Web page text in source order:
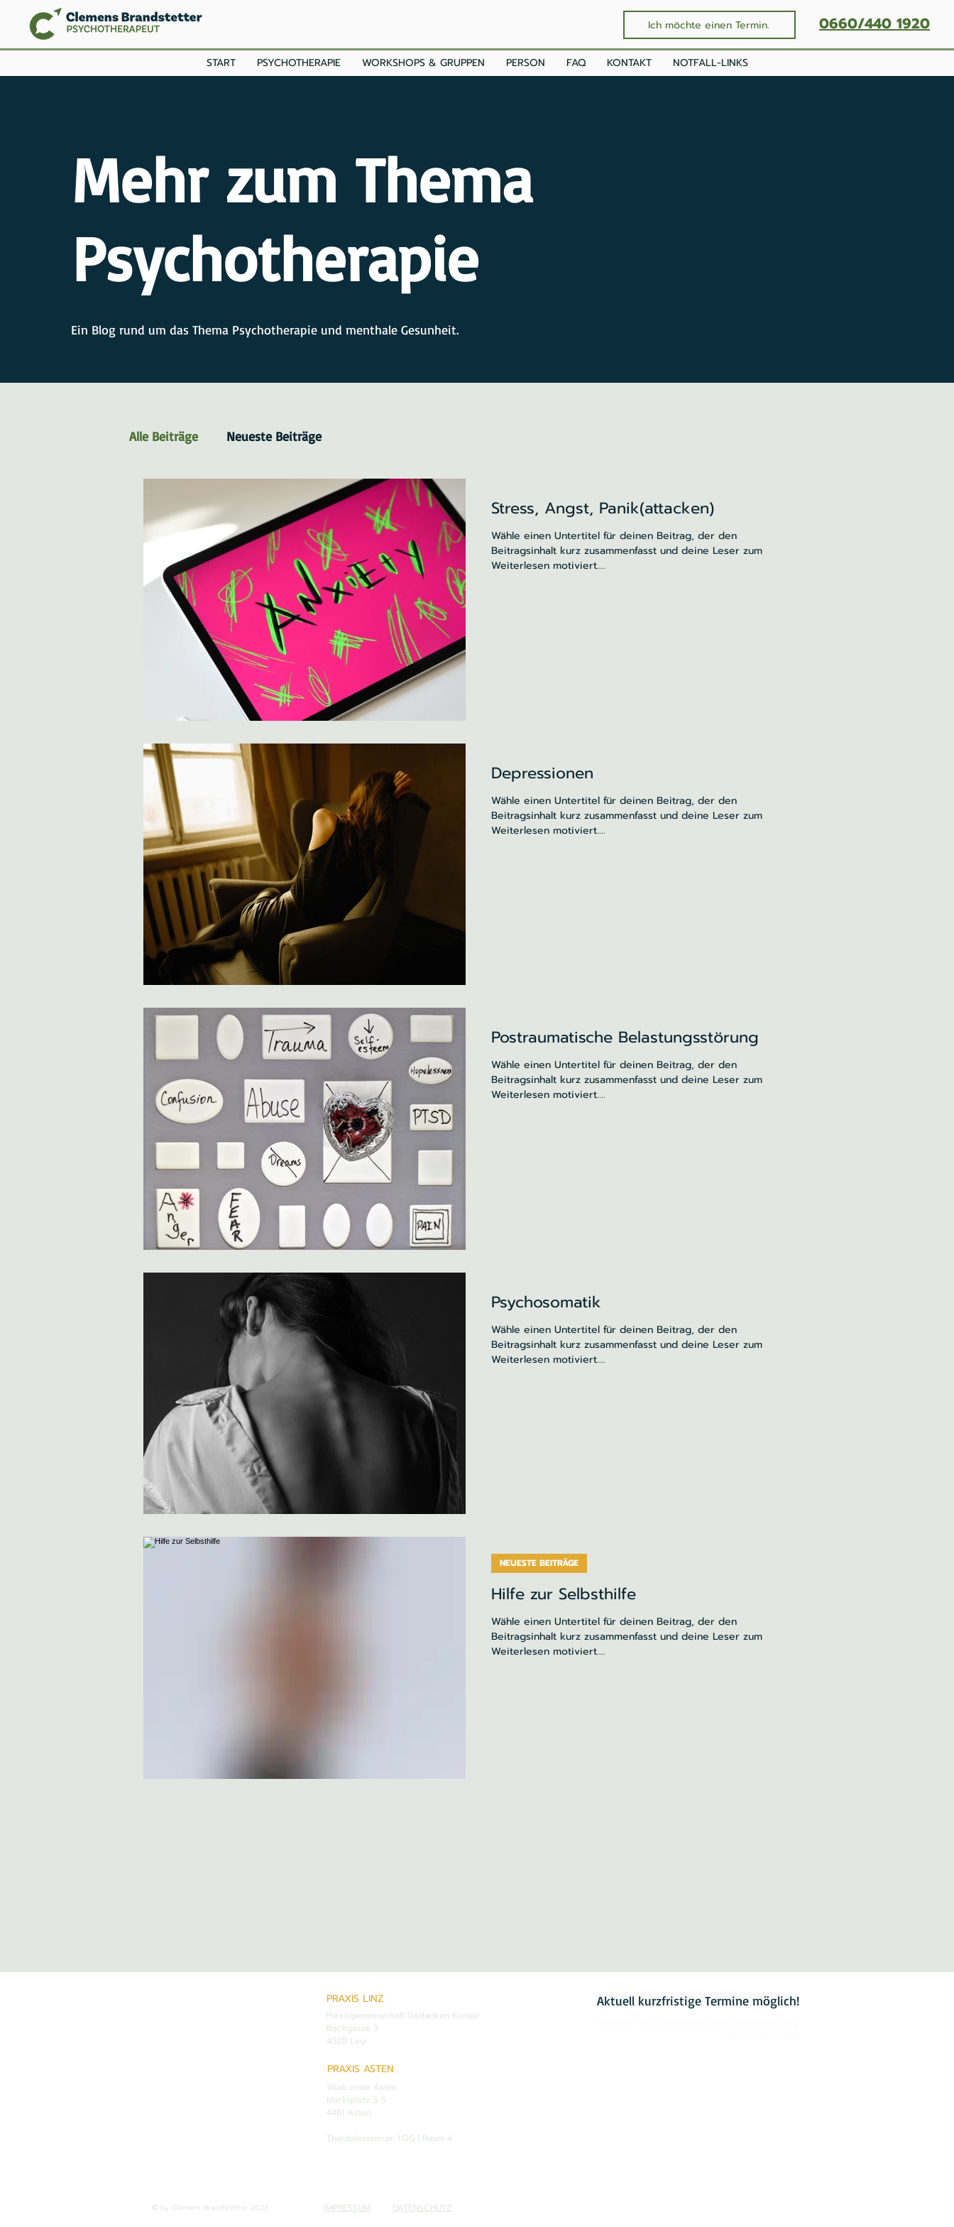
Ich möchte einen Termin. 0660/440 1920
START PSYCHOTHERAPIE WORKSHOPS & GRUPPEN PERSON FAQ KONTAKT NOTFALL-LINKS
Mehr zum Thema
Psychotherapie
Ein Blog rund um das Thema Psychotherapie und menthale Gesunheit.
Alle Beiträge Neueste Beiträge
Stress, Angst, Panik(attacken)
Wähle einen Untertitel für deinen Beitrag, der den
Beitragsinhalt kurz zusammenfasst und deine Leser zum
Weiterlesen motiviert....
Depressionen
Wähle einen Untertitel für deinen Beitrag, der den
Beitragsinhalt kurz zusammenfasst und deine Leser zum
Weiterlesen motiviert....
Postraumatische Belastungsstörung
Wähle einen Untertitel für deinen Beitrag, der den
Beitragsinhalt kurz zusammenfasst und deine Leser zum
Weiterlesen motiviert....
Psychosomatik
Wähle einen Untertitel für deinen Beitrag, der den
Beitragsinhalt kurz zusammenfasst und deine Leser zum
Weiterlesen motiviert....
Hilfe zur Selbsthilfe
Wähle einen Untertitel für deinen Beitrag, der den
Beitragsinhalt kurz zusammenfasst und deine Leser zum
Weiterlesen motiviert....
NEUESTE BEITRÄGE
PRAXIS LINZ
Praxisgemeinschaft Gedanken Kontor
Bockgasse 3
4020 Linz
PRAXIS ASTEN
Vitalcenter Asten
Marktplatz 3-5
4481 Asten
Therapiezentrum 1.OG | Raum 4
Aktuell kurzfristige Termine möglich!
© by Clemens Brandstetter 2023 IMPRESSUM DATENSCHUTZ